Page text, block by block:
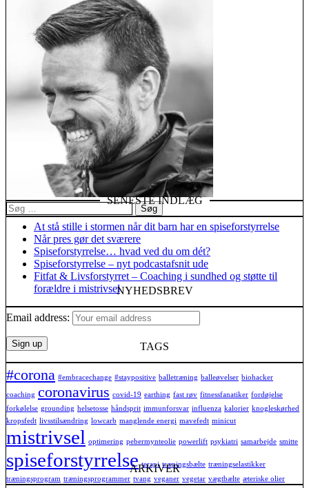
Søg
efter:
SENESTE INDLÆG
At stå stille i stormen når dit barn har en spiseforstyrrelse
Når pres gør det sværere
Spiseforstyrrelse… hvad ved du om dét?
Spiseforstyrrelse – nyt podcastafsnit ude
Fitfat & Livsforstyrret – Coaching i sundhed og støtte til
forældre i mistrivselNYHEDSBREV
Email address:
TAGS
#corona #embracechange #staypositive balletræning balleøvelser biohacker
coaching coronavirus covid-19 earthing fast røv fitnessfanatiker fordøjelse
forkølelse grounding helsetosse håndsprit immunforsvar influenza kalorier knogleskørhed
kropsfedt livsstilsændring lowcarb manglende energi mavefedt minicut
mistrivsel optimering pebermynteolie powerlift psykiatri samarbejde smitte
spiseforstyrrelse terapi træningsbælte træningselastikker
træningsprogram træningsprogrammer tvang veganer vegetar vægtbælte æteriske olier
ARKIVER